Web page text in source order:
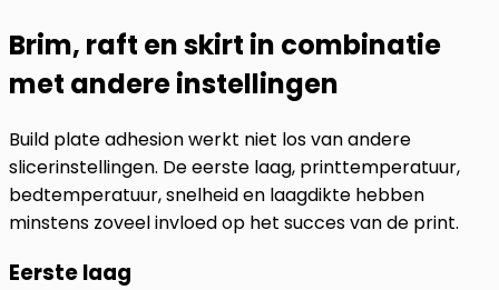
Brim, raft en skirt in combinatie
met andere instellingen
Build plate adhesion werkt niet los van andere
slicerinstellingen. De eerste laag, printtemperatuur,
bedtemperatuur, snelheid en laagdikte hebben
minstens zoveel invloed op het succes van de print.
Eerste laag